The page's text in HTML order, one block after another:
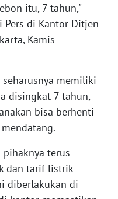
itu, 7 tahun,"
Pers di Kantor Ditjen
Kamis
seharusnya memiliki
disingkat 7 tahun,
bisa berhenti
terus
dan tarif listrik
diberlakukan di